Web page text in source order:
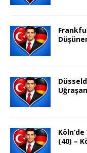
(40) –